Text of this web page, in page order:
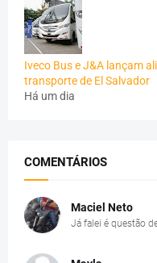
Iveco Bus e J&A lançam
transporte de El Salvador
Há um dia
COMENTÁRIOS
Maciel Neto
Já falei é questão